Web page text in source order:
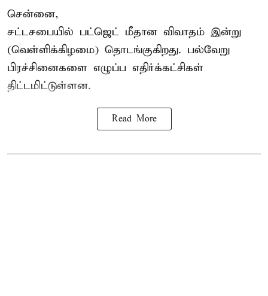
சென்னை,
சட்டசபையில் பட்ஜெட் மீதான விவாதம் இன்று
(வெள்ளிக்கிழமை) தொடங்குகிறது. பல்வேறு
பிரச்சினைகளை எழுப்ப எதிர்க்கட்சிகள்
திட்டமிட்டுள்ளன.
Read More